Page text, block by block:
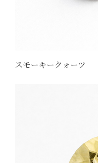
スモーキークォーツ